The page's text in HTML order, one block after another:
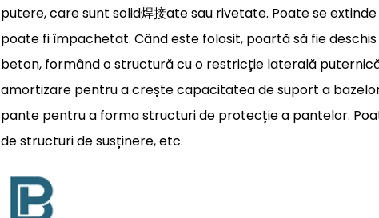
putere, care sunt solid焊接ate sau rivetate. Poate se
poate fi împachetat. Când este folosit, poartă să fie
beton, formând o structură cu o restricție laterală
amortizare pentru a crește capacitatea de suport a
pante pentru a forma structuri de protecție a pantelor.
de structuri de susținere, etc.